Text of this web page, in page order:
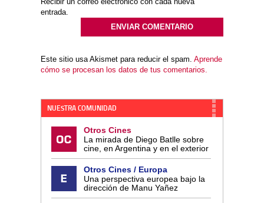
entrada.
Este sitio usa Akismet para reducir el spam. Aprende
cómo se procesan los datos de tus comentarios.
NUESTRA COMUNIDAD
Otros Cines
La mirada de Diego Batlle sobre
cine, en Argentina y en el exterior
Otros Cines / Europa
Una perspectiva europea bajo la
dirección de Manu Yañez